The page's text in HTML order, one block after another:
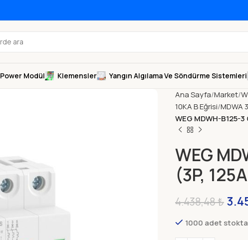
Power Modül Klemensler Yangın Algılama Ve Söndürme Sistemleri
Ana Sayfa Market
10KA B Eğrisi MDWA
WEG MDWH-B125-
WEG
(3P,
4.438,48₺
1000 adet stokta